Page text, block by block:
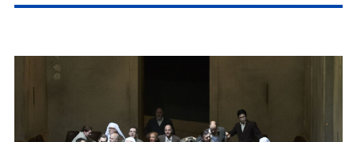
Staatsoper Stuttgart Opernhaus